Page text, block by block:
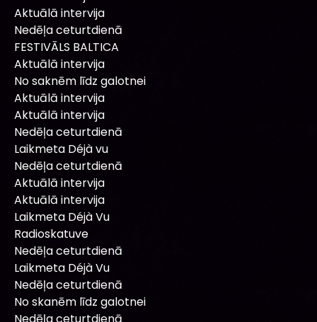
Aktuālā intervija
Nedēļa ceturtdienā
FESTIVĀLS BALTICA
Aktuālā intervija
No saknēm līdz galotnei
Aktuālā intervija
Aktuālā intervija
Nedēļa ceturtdienā
Laikmeta Déjà vu
Nedēļa ceturtdienā
Aktuālā intervija
Aktuālā intervija
Laikmeta Déjà Vu
Radioskatuve
Nedēļa ceturtdienā
Laikmeta Déjà Vu
Nedēļa ceturtdienā
No skanēm līdz galotnei
Nedēļa ceturtdienā